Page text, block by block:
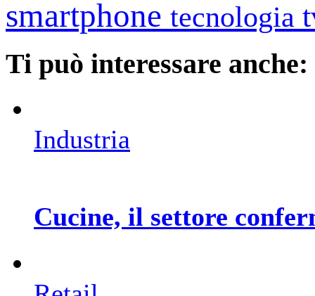
smartphone tecnologia
Ti può interessare anche:
Industria
Cucine, il settore